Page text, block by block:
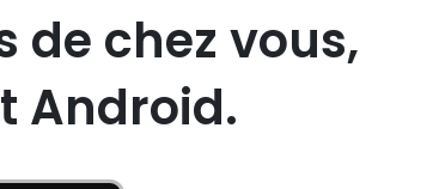
de chez vous,
Android.